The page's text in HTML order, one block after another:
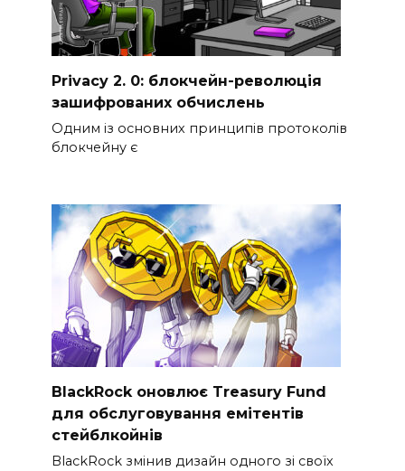
Privacy 2. 0: блокчейн-революція
зашифрованих обчислень
Одним із основних принципів протоколів
блокчейну є
BlackRock оновлює Treasury Fund
для обслуговування емітентів
стейблкойнів
BlackRock змінив дизайн одного зі своїх